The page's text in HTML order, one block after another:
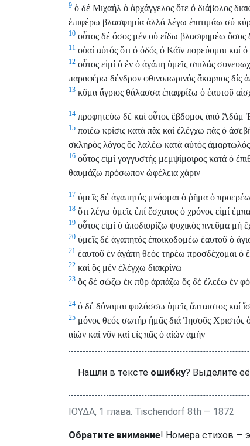
9 ὁ δέ Μιχαήλ ὁ ἀρχάγγελος ὅτε ὁ διάβολος
ἐπιφέρω βλασφημία ἀλλά λέγω ἐπιτιμάω σύ
10 οὗτος δέ ὅσος μέν οὐ εἴδω βλασφημέω ὅσος
11 οὐαί αὐτός ὅτι ὁ ὁδός ὁ Κάϊν πορεύομαι
12 οὗτος εἰμί ὁ ἐν ὁ ἀγάπη ὑμεῖς σπιλάς
παραφέρω δένδρον φθινοπωρινός ἄκαρπος δίς
13 κῦμα ἄγριος θάλασσα ἐπαφρίζω ὁ ἑαυτοῦ
14 προφητεύω δέ καί οὗτος ἕβδομος ἀπό Ἀδάμ
15 ποιέω κρίσις κατά πᾶς καί ἐλέγχω πᾶς ὁ
σκληρός λόγος ὅς λαλέω κατά αὐτός
16 οὗτος εἰμί γογγυστής μεμψίμοιρος κατά ὁ
θαυμάζω πρόσωπον ὠφέλεια χάριν
17 ὑμεῖς δέ ἀγαπητός μνάομαι ὁ ῥῆμα ὁ
18 ὅτι λέγω ὑμεῖς ἐπί ἔσχατος ὁ χρόνος εἰμί
19 οὗτος εἰμί ὁ ἀποδιορίζω ψυχικός πνεῦμα μή
20 ὑμεῖς δέ ἀγαπητός ἐποικοδομέω ἑαυτοῦ ὁ
21 ἑαυτοῦ ἐν ἀγάπη θεός τηρέω προσδέχομαι ὁ
22 καί ὅς μέν ἐλέγχω διακρίνω
23 ὅς δέ σώζω ἐκ πῦρ ἁρπάζω ὅς δέ ἐλεέω ἐν
24 ὁ δέ δύναμαι φυλάσσω ὑμεῖς ἄπταιστος καί
25 μόνος θεός σωτήρ ἡμᾶς διά Ἰησοῦς Χριστός
αἰών καί νῦν καί εἰς πᾶς ὁ αἰών ἀμήν
Нашли в тексте ошибку? Выделите
ΙΟΥΔΑ, 1 глава. Tischendorf 8th — 1872
Обратите внимание! Номера стихов —